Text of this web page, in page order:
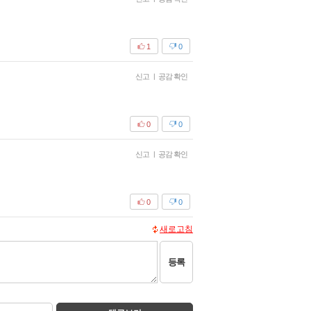
0
1
신고 공감 확인
0
0
신고 공감 확인
0
0
새로고침
등록